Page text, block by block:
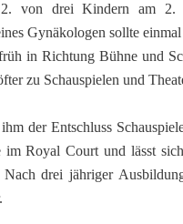
von drei Kindern am
Gynäkologen sollte
in Richtung Bühne und
zu Schauspielen und
der Entschluss
im Royal Court und lässt
drei jähriger